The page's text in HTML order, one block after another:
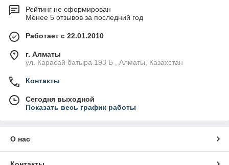
Рейтинг не сформирован
Менее 5 отзывов за последний год
Работает с 22.01.2010
г. Алматы
ул. Карасай батыра 193 Б , Алматы, Казахстан
Контакты
Сегодня выходной
Показать весь график работы
О нас